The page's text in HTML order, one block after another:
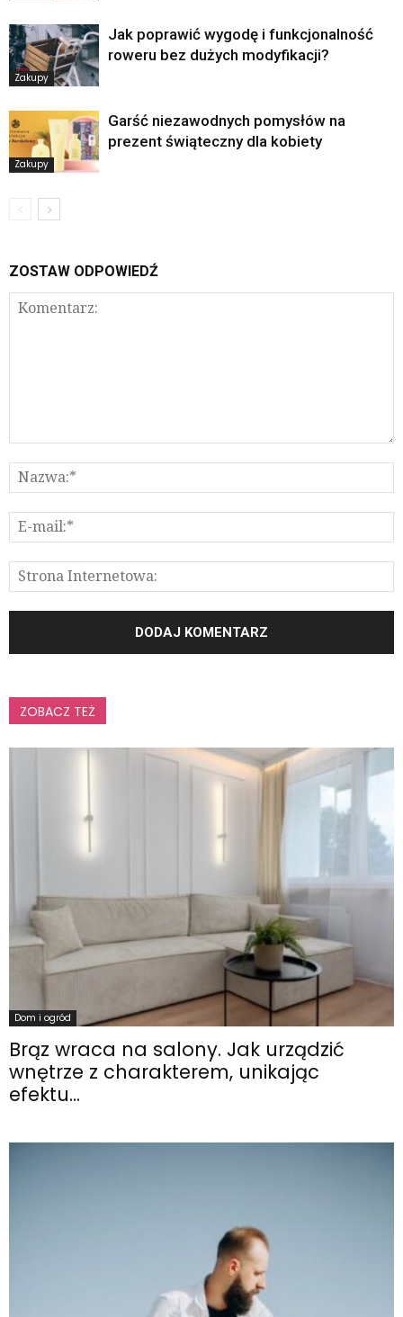
Zakupy
Jak poprawić wygodę i funkcjonalność
roweru bez dużych modyfikacji?
Zakupy
Garść niezawodnych pomysłów na
prezent świąteczny dla kobiety
ZOSTAW ODPOWIEDŹ
ZOBACZ TEŻ
Dom i ogród
Brąz wraca na salony. Jak urządzić
wnętrze z charakterem, unikając
efektu...